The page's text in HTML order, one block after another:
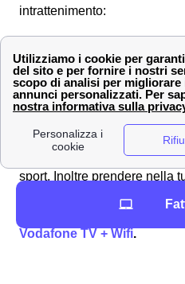
intrattenimento:
Canale
Sky Atlantic
Sky FOX
E' disponibile anche il
vedere a Bellaria-Igea
sport. Inoltre prendere nella
Vodafone TV + Wifi.